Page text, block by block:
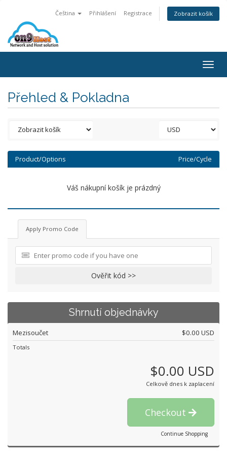
Čeština Přihlášení Registrace Zobrazit košík
Přehled & Pokladna
Product/Options Price/Cycle
Váš nákupní košík je prázdný
Apply Promo Code
Ověřit kód >>
Shrnutí objednávky
Mezisoučet $0.00 USD
Totals
$0.00 USD
Celkově dnes k zaplacení
Checkout
Continue Shopping